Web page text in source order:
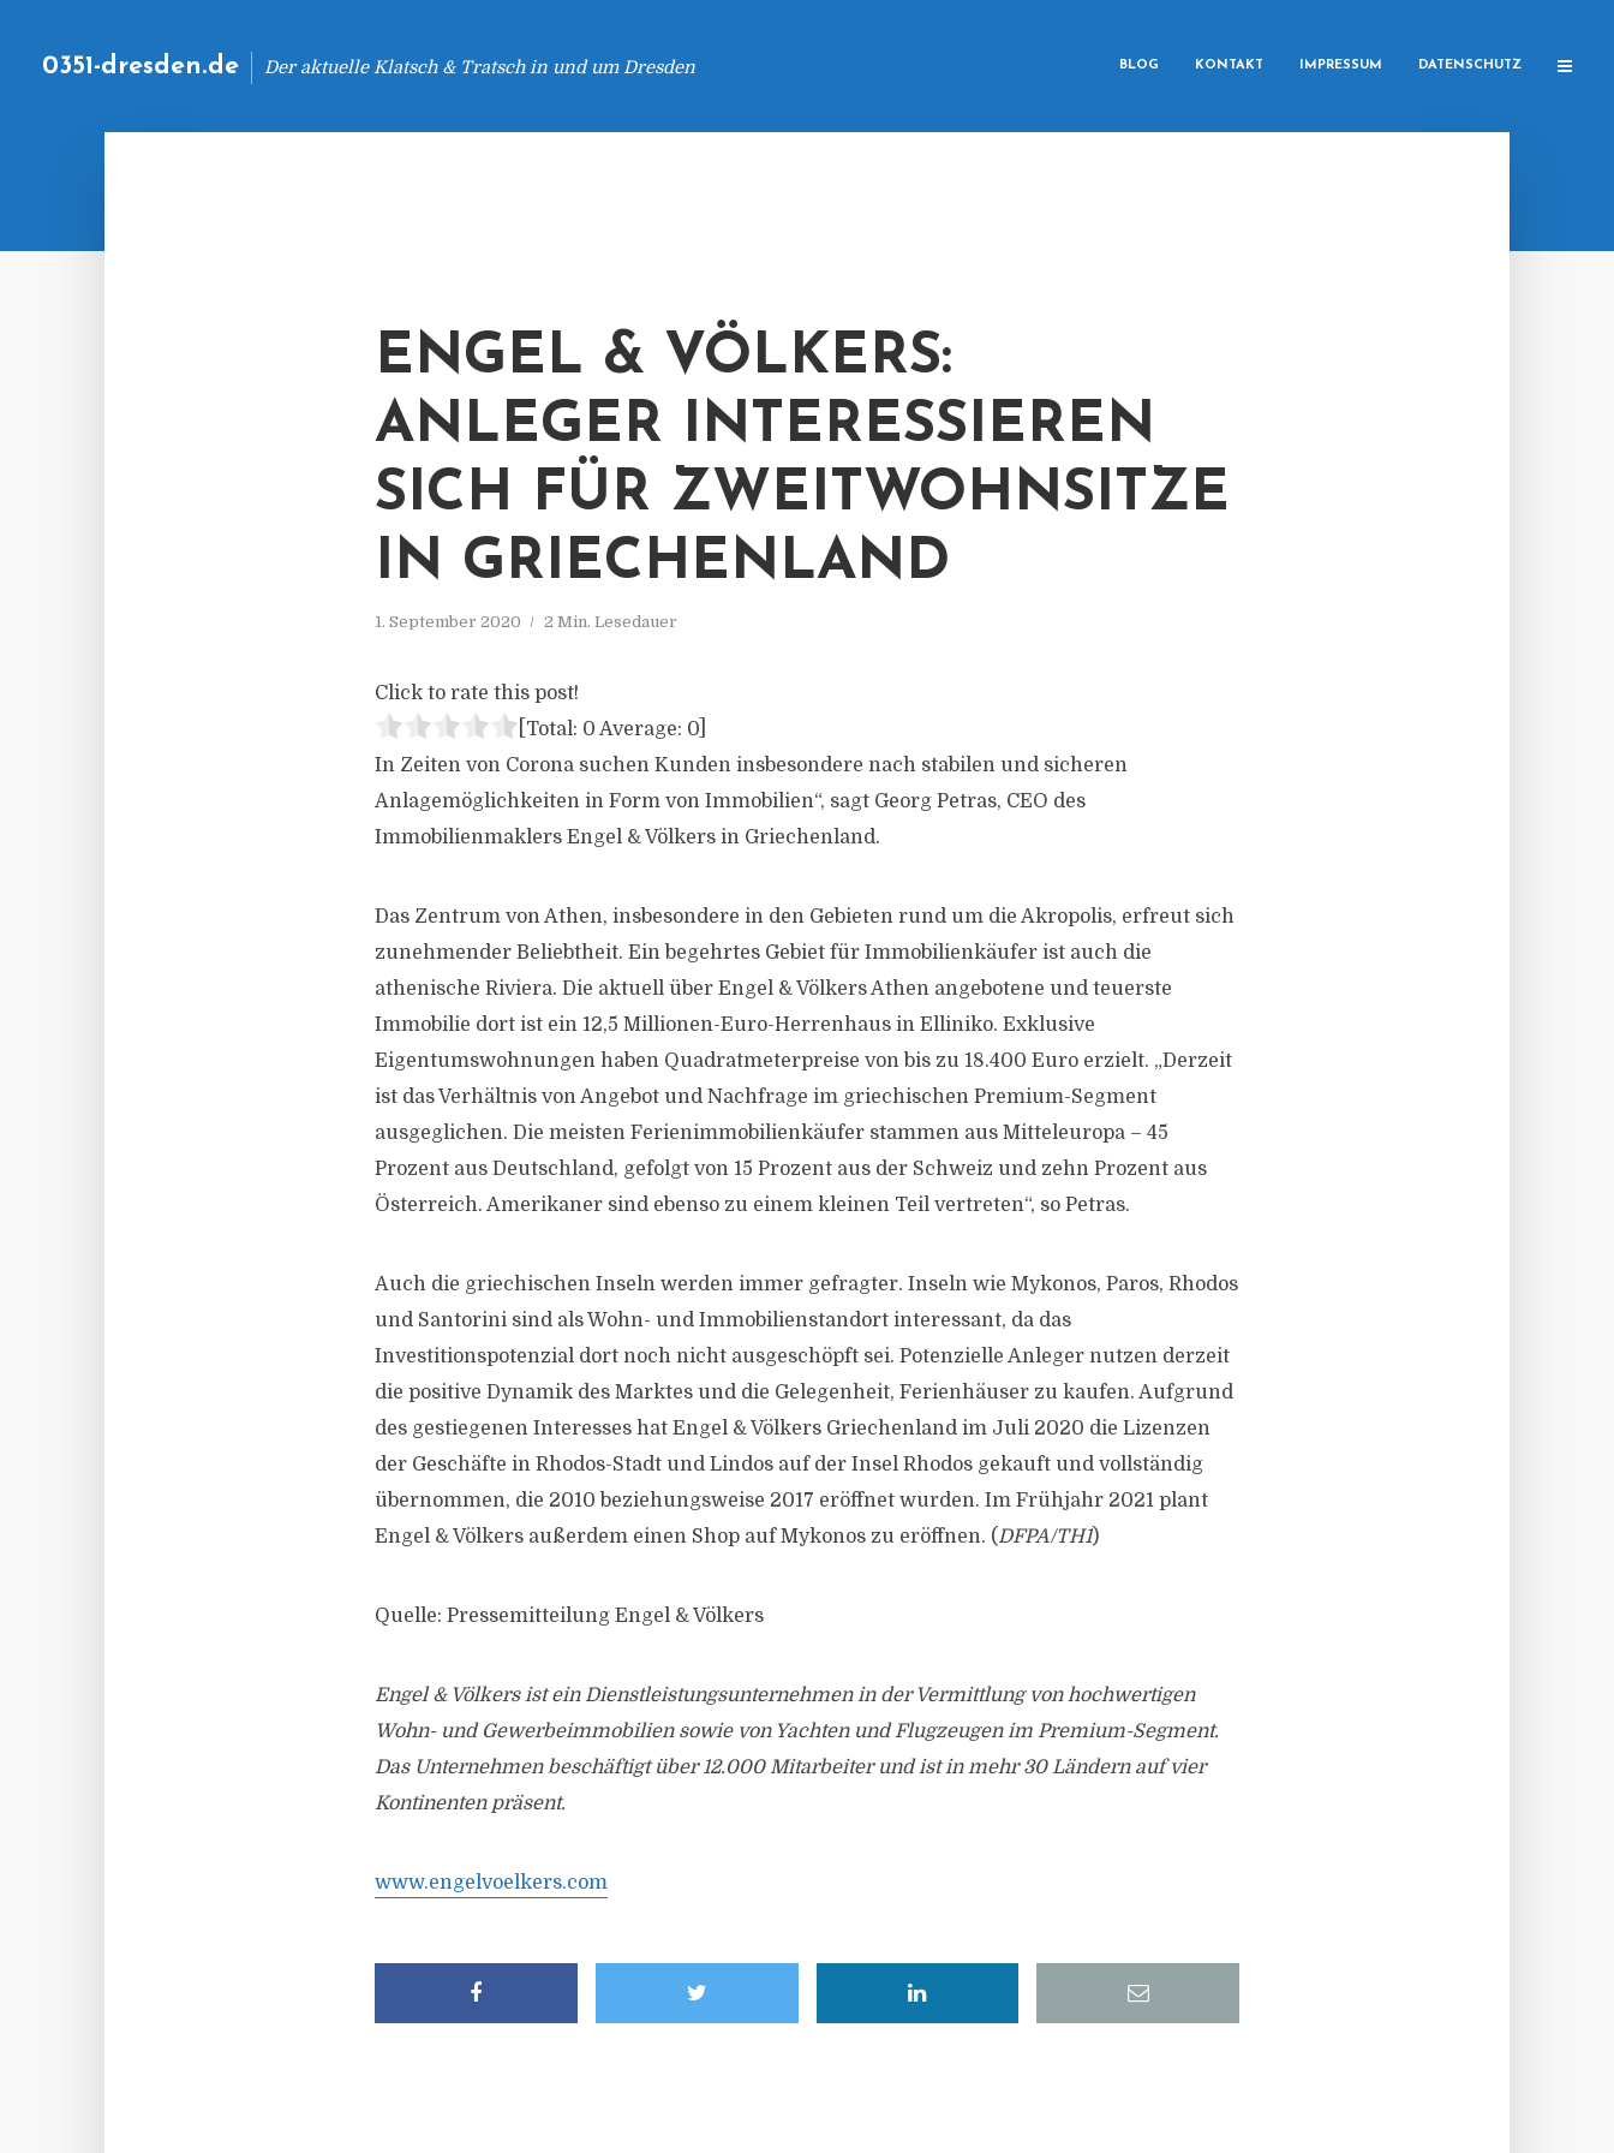
0351-dresden.de Der aktuelle Klatsch & Tratsch in und um Dresden BLOG KONTAKT IMPRESSUM DATENSCHUTZ
ENGEL & VÖLKERS:
ANLEGER INTERESSIEREN
SICH FÜR ZWEITWOHNSITZE
IN GRIECHENLAND
1. September 2020 2 Min. Lesedauer
Click to rate this post!
[Total: 0 Average: 0
In Zeiten von Corona suchen Kunden insbesondere nach stabilen und sicheren
Anlagemöglichkeiten in Form von Immobilien“, sagt Georg Petras, CEO des
Immobilienmaklers Engel & Völkers in Griechenland.
Das Zentrum von Athen, insbesondere in den Gebieten rund um die Akropolis, erfreut sich
zunehmender Beliebtheit. Ein begehrtes Gebiet für Immobilienkäufer ist auch die
athenische Riviera. Die aktuell über Engel & Völkers Athen angebotene und teuerste
Immobilie dort ist ein 12,5 Millionen-Euro-Herrenhaus in Elliniko. Exklusive
Eigentumswohnungen haben Quadratmeterpreise von bis zu 18.400 Euro erzielt. „Derzeit
ist das Verhältnis von Angebot und Nachfrage im griechischen Premium-Segment
ausgeglichen. Die meisten Ferienimmobilienkäufer stammen aus Mitteleuropa – 45
Prozent aus Deutschland, gefolgt von 15 Prozent aus der Schweiz und zehn Prozent aus
Österreich. Amerikaner sind ebenso zu einem kleinen Teil vertreten“, so Petras.
Auch die griechischen Inseln werden immer gefragter. Inseln wie Mykonos, Paros, Rhodos
und Santorini sind als Wohn- und Immobilienstandort interessant, da das
Investitionspotenzial dort noch nicht ausgeschöpft sei. Potenzielle Anleger nutzen derzeit
die positive Dynamik des Marktes und die Gelegenheit, Ferienhäuser zu kaufen. Aufgrund
des gestiegenen Interesses hat Engel & Völkers Griechenland im Juli 2020 die Lizenzen
der Geschäfte in Rhodos-Stadt und Lindos auf der Insel Rhodos gekauft und vollständig
übernommen, die 2010 beziehungsweise 2017 eröffnet wurden. Im Frühjahr 2021 plant
Engel & Völkers außerdem einen Shop auf Mykonos zu eröffnen. (DFPA/TH1)
Quelle: Pressemitteilung Engel & Völkers
Engel & Völkers ist ein Dienstleistungsunternehmen in der Vermittlung von hochwertigen
Wohn- und Gewerbeimmobilien sowie von Yachten und Flugzeugen im Premium-Segment.
Das Unternehmen beschäftigt über 12.000 Mitarbeiter und ist in mehr 30 Ländern auf vier
Kontinenten präsent.
www.engelvoelkers.com